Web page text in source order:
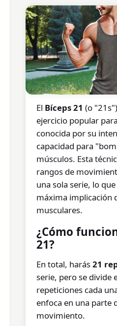
El Bíceps 21 (o
ejercicio popular
conocida por su
capacidad para
músculos. Esta
rangos de
una sola serie, lo
máxima implicación
musculares.
¿Cómo
21?
En total, harás21
serie, pero se divide
repeticiones cada
enfoca en una parte
movimiento.